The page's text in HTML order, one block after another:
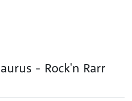
- Rock'n Rarr